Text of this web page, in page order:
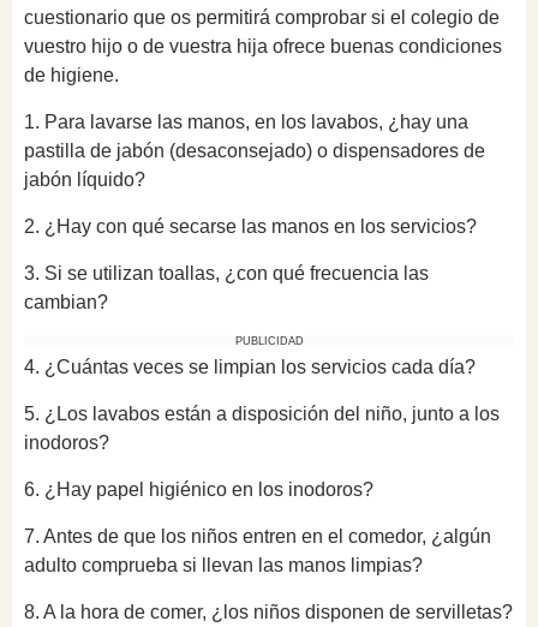
cuestionario que os permitirá comprobar si el colegio de
vuestro hijo o de vuestra hija ofrece buenas condiciones
de higiene.
1. Para lavarse las manos, en los lavabos, ¿hay una
pastilla de jabón (desaconsejado) o dispensadores de
jabón líquido?
2. ¿Hay con qué secarse las manos en los servicios?
3. Si se utilizan toallas, ¿con qué frecuencia las
cambian?
PUBLICIDAD
4. ¿Cuántas veces se limpian los servicios cada día?
5. ¿Los lavabos están a disposición del niño, junto a los
inodoros?
6. ¿Hay papel higiénico en los inodoros?
7. Antes de que los niños entren en el comedor, ¿algún
adulto comprueba si llevan las manos limpias?
8. A la hora de comer, ¿los niños disponen de servilletas?